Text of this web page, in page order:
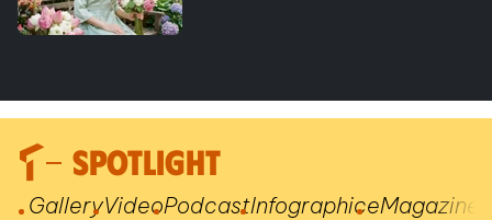
SPOTLIGHT
GalleryVideoPodcastInfographiceMagazine